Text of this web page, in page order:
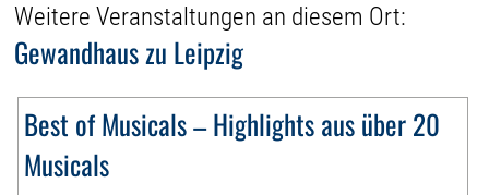
Weitere Veranstaltungen an diesem Ort:
Gewandhaus zu Leipzig
Best of Musicals – Highlights aus über 20
Musicals